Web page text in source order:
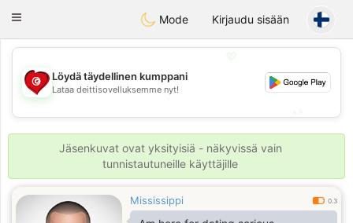
Tunisia Dating
Toggle
Mode Kirjaudu sisään
💖
💕
Löydä täydellinen kumppani
Lataa deittisovelluksemme nyt!
Jäsenkuvat ovat yksityisiä - näkyvissä vain
tunnistautuneille käyttäjille
Mississippi 0.3